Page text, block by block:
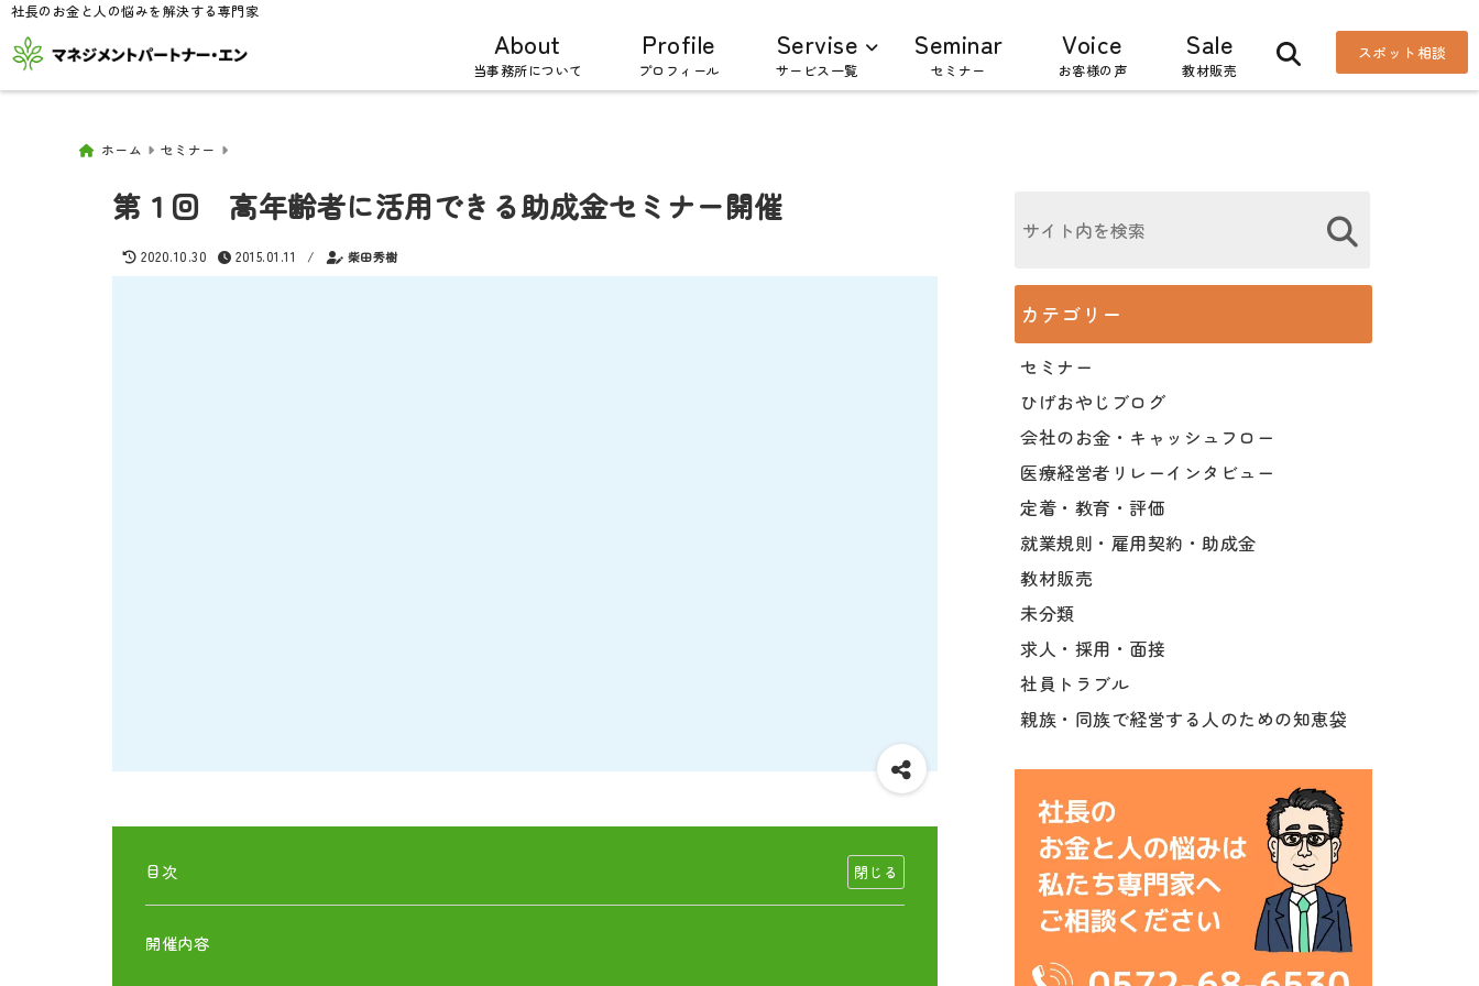
社長のお金と人の悩みを解決する専門家
About
当事務所について
Profile
プロフィール
Servise
サービス一覧
Seminar
セミナー
Voice
お客様の声
Sale
教材販売
スポット相談
ホーム セミナー
第１回 高年齢者に活用できる助成金セミナー開催
2020.10.30 2015.01.11 / 柴田秀樹
目次
開催内容
カテゴリー
セミナー
ひげおやじブログ
会社のお金・キャッシュフロー
医療経営者リレーインタビュー
定着・教育・評価
就業規則・雇用契約・助成金
教材販売
未分類
求人・採用・面接
社員トラブル
親族・同族で経営する人のための知恵袋